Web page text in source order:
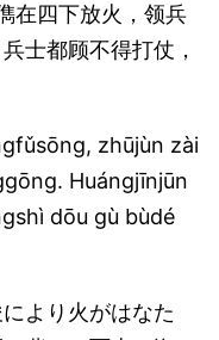
在四下放火，领兵
士都顾不得打仗，
zhūjùn zài
Huángjīnjūn
dōu gù bùdé
より火がはなた